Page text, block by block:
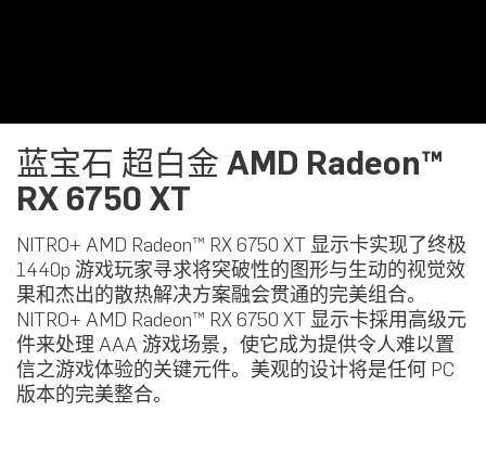
蓝宝石 超白金 AMD Radeon™
RX 6750 XT
NITRO+ AMD Radeon™ RX 6750 XT 显示卡实现了终极
1440p 游戏玩家寻求将突破性的图形与生动的视觉效
果和杰出的散热解决方案融会贯通的完美组合。
NITRO+ AMD Radeon™ RX 6750 XT 显示卡採用高级元
件来处理 AAA 游戏场景，使它成为提供令人难以置
信之游戏体验的关键元件。美观的设计将是任何 PC
版本的完美整合。